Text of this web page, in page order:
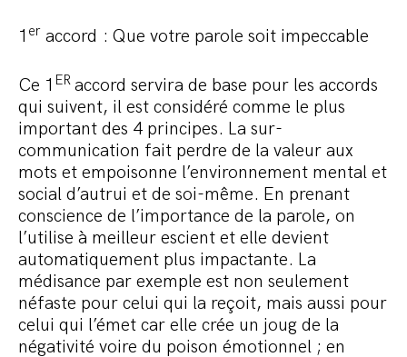
1 er accord : Que votre parole soit impeccable
Ce 1 ER accord servira de base pour les accords
qui suivent, il est considéré comme le plus
important des 4 principes. La sur-
communication fait perdre de la valeur aux
mots et empoisonne l’environnement mental et
social d’autrui et de soi-même. En prenant
conscience de l’importance de la parole, on
l’utilise à meilleur escient et elle devient
automatiquement plus impactante. La
médisance par exemple est non seulement
néfaste pour celui qui la reçoit, mais aussi pour
celui qui l’émet car elle crée un joug de la
négativité voire du poison émotionnel ; en